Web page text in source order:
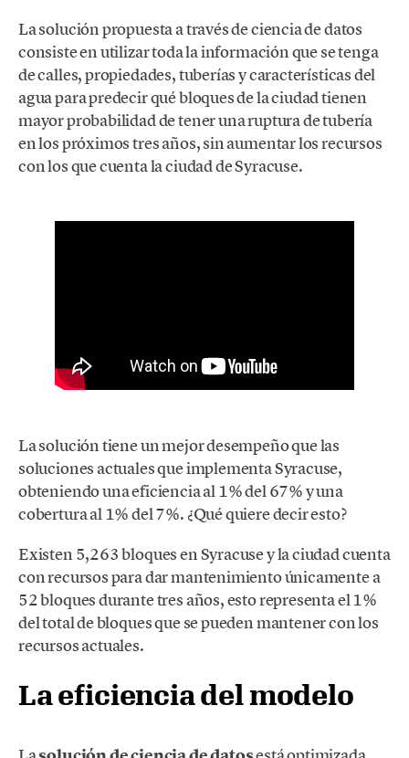
La solución propuesta a través de ciencia de datos
consiste en utilizar toda la información que se tenga
de calles, propiedades, tuberías y características del
agua para predecir qué bloques de la ciudad tienen
mayor probabilidad de tener una ruptura de tubería
en los próximos tres años, sin aumentar los recursos
con los que cuenta la ciudad de Syracuse.
La solución tiene un mejor desempeño que las
soluciones actuales que implementa Syracuse,
obteniendo una eficiencia al 1% del 67% y una
cobertura al 1% del 7%. ¿Qué quiere decir esto?
Existen 5,263 bloques en Syracuse y la ciudad cuenta
con recursos para dar mantenimiento únicamente a
52 bloques durante tres años, esto representa el 1%
del total de bloques que se pueden mantener con los
recursos actuales.
La eficiencia del modelo